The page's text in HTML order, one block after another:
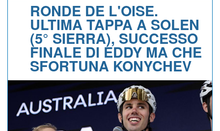
CALENDARIO
ALBI D'ORO
NEWSLETTER
RONDE DE L'OISE.
ULTIMA TAPPA A SOLEN
(5° SIERRA), SUCCESSO
FINALE DI EDDY MA CHE
SFORTUNA KONYCHEV